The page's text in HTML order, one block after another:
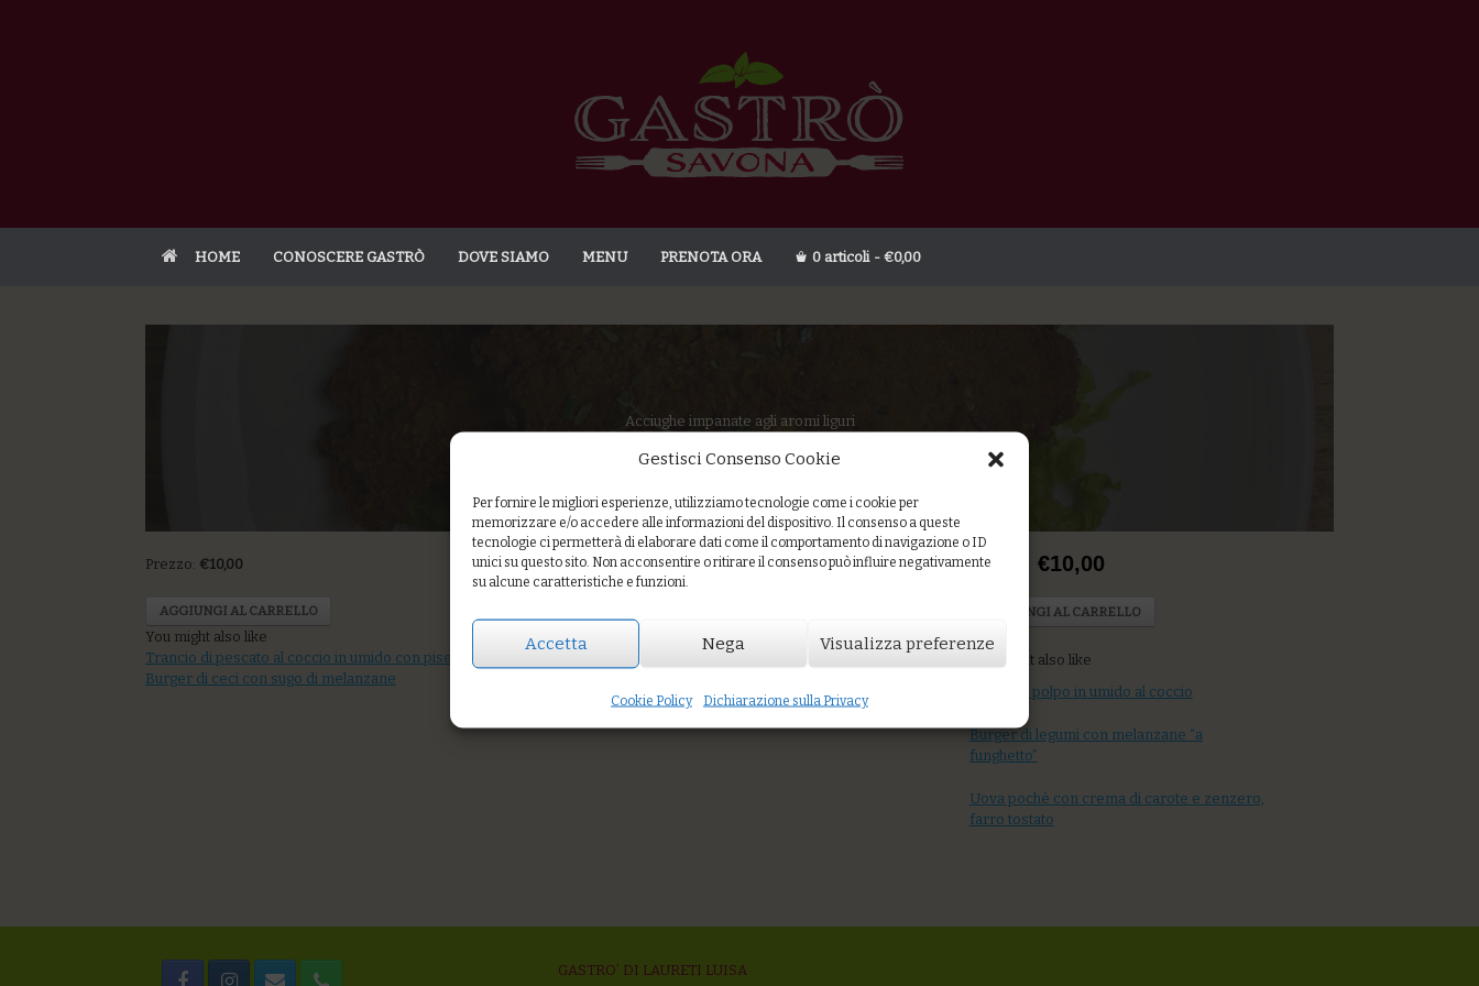
Gestisci Consenso Cookie
Per fornire le migliori esperienze, utilizziamo tecnologie come i cookie per
memorizzare e/o accedere alle informazioni del dispositivo. Il consenso a queste
tecnologie ci permetterà di elaborare dati come il comportamento di navigazione o ID
unici su questo sito. Non acconsentire o ritirare il consenso può influire negativamente
su alcune caratteristiche e funzioni.
Accetta Nega Visualizza preferenze
Cookie Policy Dichiarazione sulla Privacy
HOME CONOSCERE GASTRÒ DOVE SIAMO MENU PRENOTA ORA 0 articoli €0,00
Acciughe impanate agli aromi liguri
Prezzo: €10,00
AGGIUNGI AL CARRELLO
You might also like
Trancio di pescato al coccio in umido con piselli
Bonito glassato e daikon in agrodolce ai tre pepi
Burger di ceci con sugo di melanzane
Price: €10,00
AGGIUNGI AL CARRELLO
You might also like
Trippa di polpo in umido al coccio
Burger di legumi con melanzane “a
funghetto”
Uova pochè con crema di carote e zenzero,
farro tostato
GASTRO’ DI LAURETI LUISA